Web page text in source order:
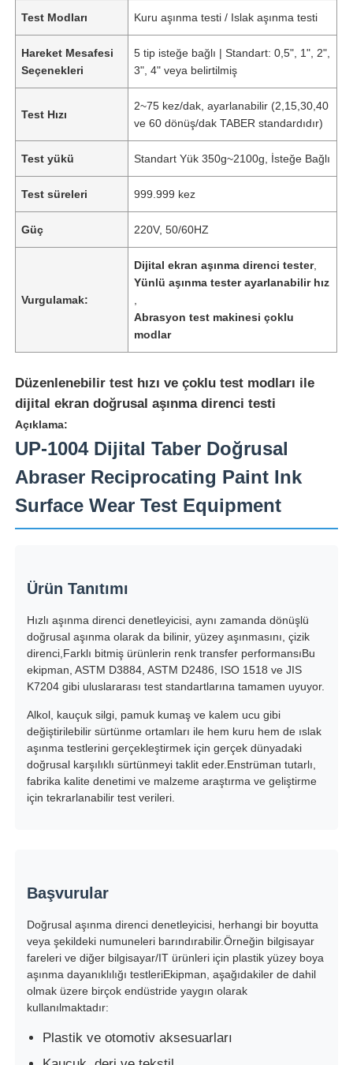
Ürünler
Hakkımızda
Fabrika turu
Kalite kontrol
Laboratuvar Test Cihazları
Çevresel Test Odası
Evrensel test makinesi
Test Modları Kuru aşınma testi / Islak aşınma testi
Hareket Mesafesi
Seçenekleri
5 tip isteğe bağlı | Standart: 0,5", 1", 2",
3", 4" veya belirtilmiş
Test Hızı
2~75 kez/dak, ayarlanabilir (2,15,30,40
ve 60 dönüş/dak TABER standardıdır)
Test yükü Standart Yük 350g~2100g, İsteğe Bağlı
Test süreleri 999.999 kez
Güç 220V, 50/60HZ
Vurgulamak:
Dijital ekran aşınma direnci tester,
Yünlü aşınma tester ayarlanabilir hız
Abrasyon test makinesi çoklu
modlar
Düzenlenebilir test hızı ve çoklu test modları ile
dijital ekran doğrusal aşınma direnci testi
Açıklama:
UP-1004 Dijital Taber Doğrusal
Abraser Reciprocating Paint Ink
Surface Wear Test Equipment
Ürün Tanıtımı
Hızlı aşınma direnci denetleyicisi, aynı zamanda dönüşlü
doğrusal aşınma olarak da bilinir, yüzey aşınmasını, çizik
direnci,Farklı bitmiş ürünlerin renk transfer performansıBu
ekipman, ASTM D3884, ASTM D2486, ISO 1518 ve JIS
K7204 gibi uluslararası test standartlarına tamamen uyuyor.
Alkol, kauçuk silgi, pamuk kumaş ve kalem ucu gibi
değiştirilebilir sürtünme ortamları ile hem kuru hem de ıslak
aşınma testlerini gerçekleştirmek için gerçek dünyadaki
doğrusal karşılıklı sürtünmeyi taklit eder.Enstrüman tutarlı,
fabrika kalite denetimi ve malzeme araştırma ve geliştirme
için tekrarlanabilir test verileri.
Başvurular
Doğrusal aşınma direnci denetleyicisi, herhangi bir boyutta
veya şekildeki numuneleri barındırabilir.Örneğin bilgisayar
fareleri ve diğer bilgisayar/IT ürünleri için plastik yüzey boya
aşınma dayanıklılığı testleriEkipman, aşağıdakiler de dahil
olmak üzere birçok endüstride yaygın olarak
kullanılmaktadır:
Plastik ve otomotiv aksesuarları